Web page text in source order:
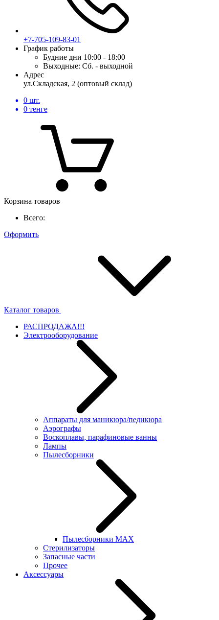
+7-705-109-83-01
График работы
Будние дни 10:00 - 18:00
Выходные: Сб. - выходной
Адрес
ул.Складская, 2 (оптовый склад)
0 шт.
0 тенге
Корзина товаров
Всего:
Оформить
Каталог товаров
РАСПРОДАЖА!!!
Электрооборудование
Аппараты для маникюра/педикюра
Аэрографы
Воскоплавы, парафиновые ванны
Лампы
Пылесборники
Пылесборники MAX
Стерилизаторы
Запасные части
Прочее
Аксессуары